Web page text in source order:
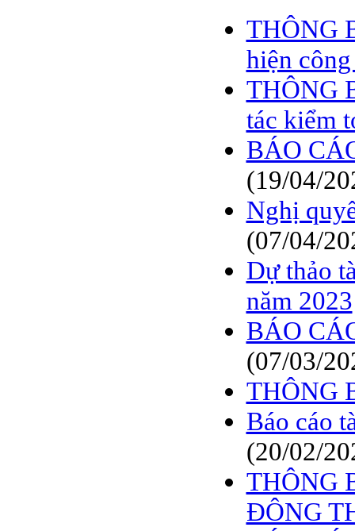
THÔNG
hiện
THÔNG
tác kiểm
BÁO
(19/04/
Nghị
(07/04/
Dự thảo
năm 2023
BÁO
(07/03/
THÔNG
Báo cáo
(20/02/
THÔNG
ĐÔNG